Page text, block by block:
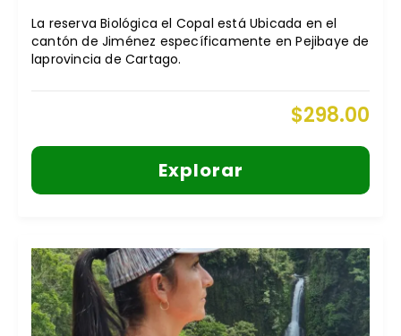
La reserva Biológica el Copal está Ubicada en el
cantón de Jiménez específicamente en Pejibaye de
laprovincia de Cartago.
$298.00
Explorar